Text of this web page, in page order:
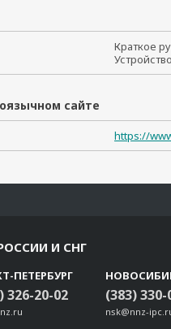
Краткое
сайте
https://
И СНГ
ПЕТЕРБУРГ
326-20-02 (383) 330-
nsk@nnz-